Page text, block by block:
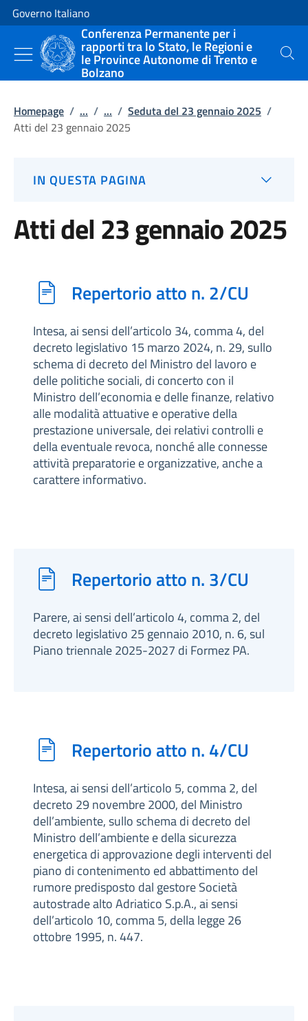
Vai al contenuto
Vai alla navigazione del sito
Governo Italiano
Conferenza Permanente per i
rapporti tra lo Stato, le Regioni e
le Province Autonome di Trento e
Bolzano
Cerca
Homepage / ... / ... / Seduta del 23 gennaio 2025 /
Atti del 23 gennaio 2025
IN QUESTA PAGINA
Atti del 23 gennaio 2025
Repertorio atto n. 2/CU
Intesa, ai sensi dell’articolo 34, comma 4, del
decreto legislativo 15 marzo 2024, n. 29, sullo
schema di decreto del Ministro del lavoro e
delle politiche sociali, di concerto con il
Ministro dell’economia e delle finanze, relativo
alle modalità attuative e operative della
prestazione universale, dei relativi controlli e
della eventuale revoca, nonché alle connesse
attività preparatorie e organizzative, anche a
carattere informativo.
Repertorio atto n. 3/CU
Parere, ai sensi dell’articolo 4, comma 2, del
decreto legislativo 25 gennaio 2010, n. 6, sul
Piano triennale 2025-2027 di Formez PA.
Repertorio atto n. 4/CU
Intesa, ai sensi dell’articolo 5, comma 2, del
decreto 29 novembre 2000, del Ministro
dell’ambiente, sullo schema di decreto del
Ministro dell’ambiente e della sicurezza
energetica di approvazione degli interventi del
piano di contenimento ed abbattimento del
rumore predisposto dal gestore Società
autostrade alto Adriatico S.p.A., ai sensi
dell’articolo 10, comma 5, della legge 26
ottobre 1995, n. 447.